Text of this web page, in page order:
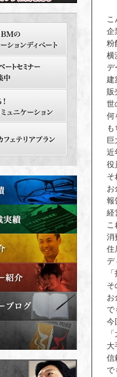
こ
企
粉
横
デ
建
販
世
何
も
巨
近
役
そ
お
報
経
こ
消
住
デ
そ
お
で
今
大
信
で